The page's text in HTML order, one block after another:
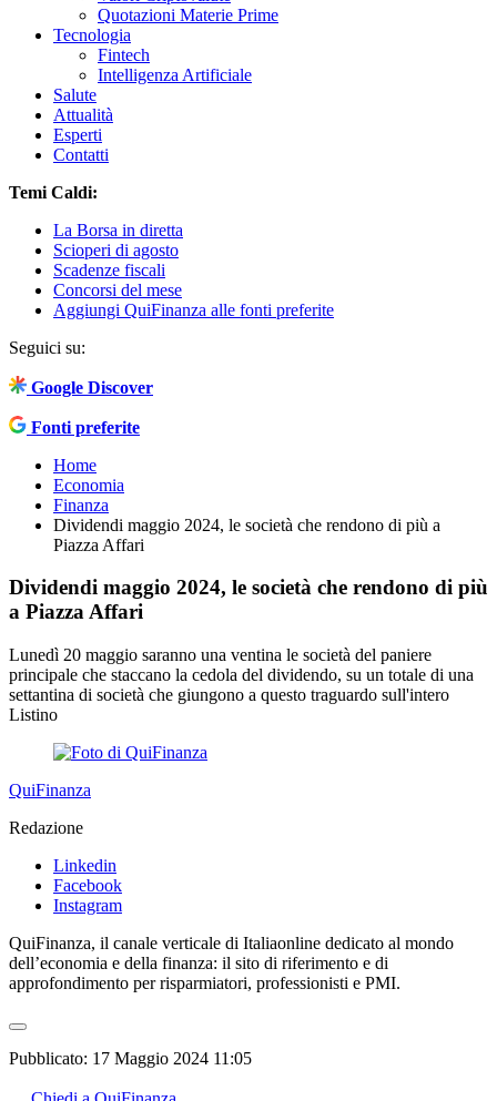
Quotazioni Materie Prime
Tecnologia
Fintech
Intelligenza Artificiale
Salute
Attualità
Esperti
Contatti
Temi Caldi:
La Borsa in diretta
Scioperi di agosto
Scadenze fiscali
Concorsi del mese
Aggiungi QuiFinanza alle fonti preferite
Seguici su:
Google Discover
Fonti preferite
Home
Economia
Finanza
Dividendi maggio 2024, le società che rendono di più a
Piazza Affari
Dividendi maggio 2024, le società che rendono di più
a Piazza Affari
Lunedì 20 maggio saranno una ventina le società del paniere
principale che staccano la cedola del dividendo, su un totale di una
settantina di società che giungono a questo traguardo sull'intero
Listino
QuiFinanza
Redazione
Linkedin
Facebook
Instagram
QuiFinanza, il canale verticale di Italiaonline dedicato al mondo
dell’economia e della finanza: il sito di riferimento e di
approfondimento per risparmiatori, professionisti e PMI.
Pubblicato: 17 Maggio 2024 11:05